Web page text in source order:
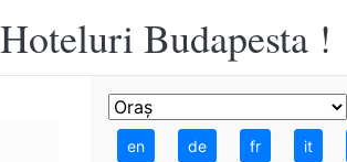
Budapesta !
en de fr it